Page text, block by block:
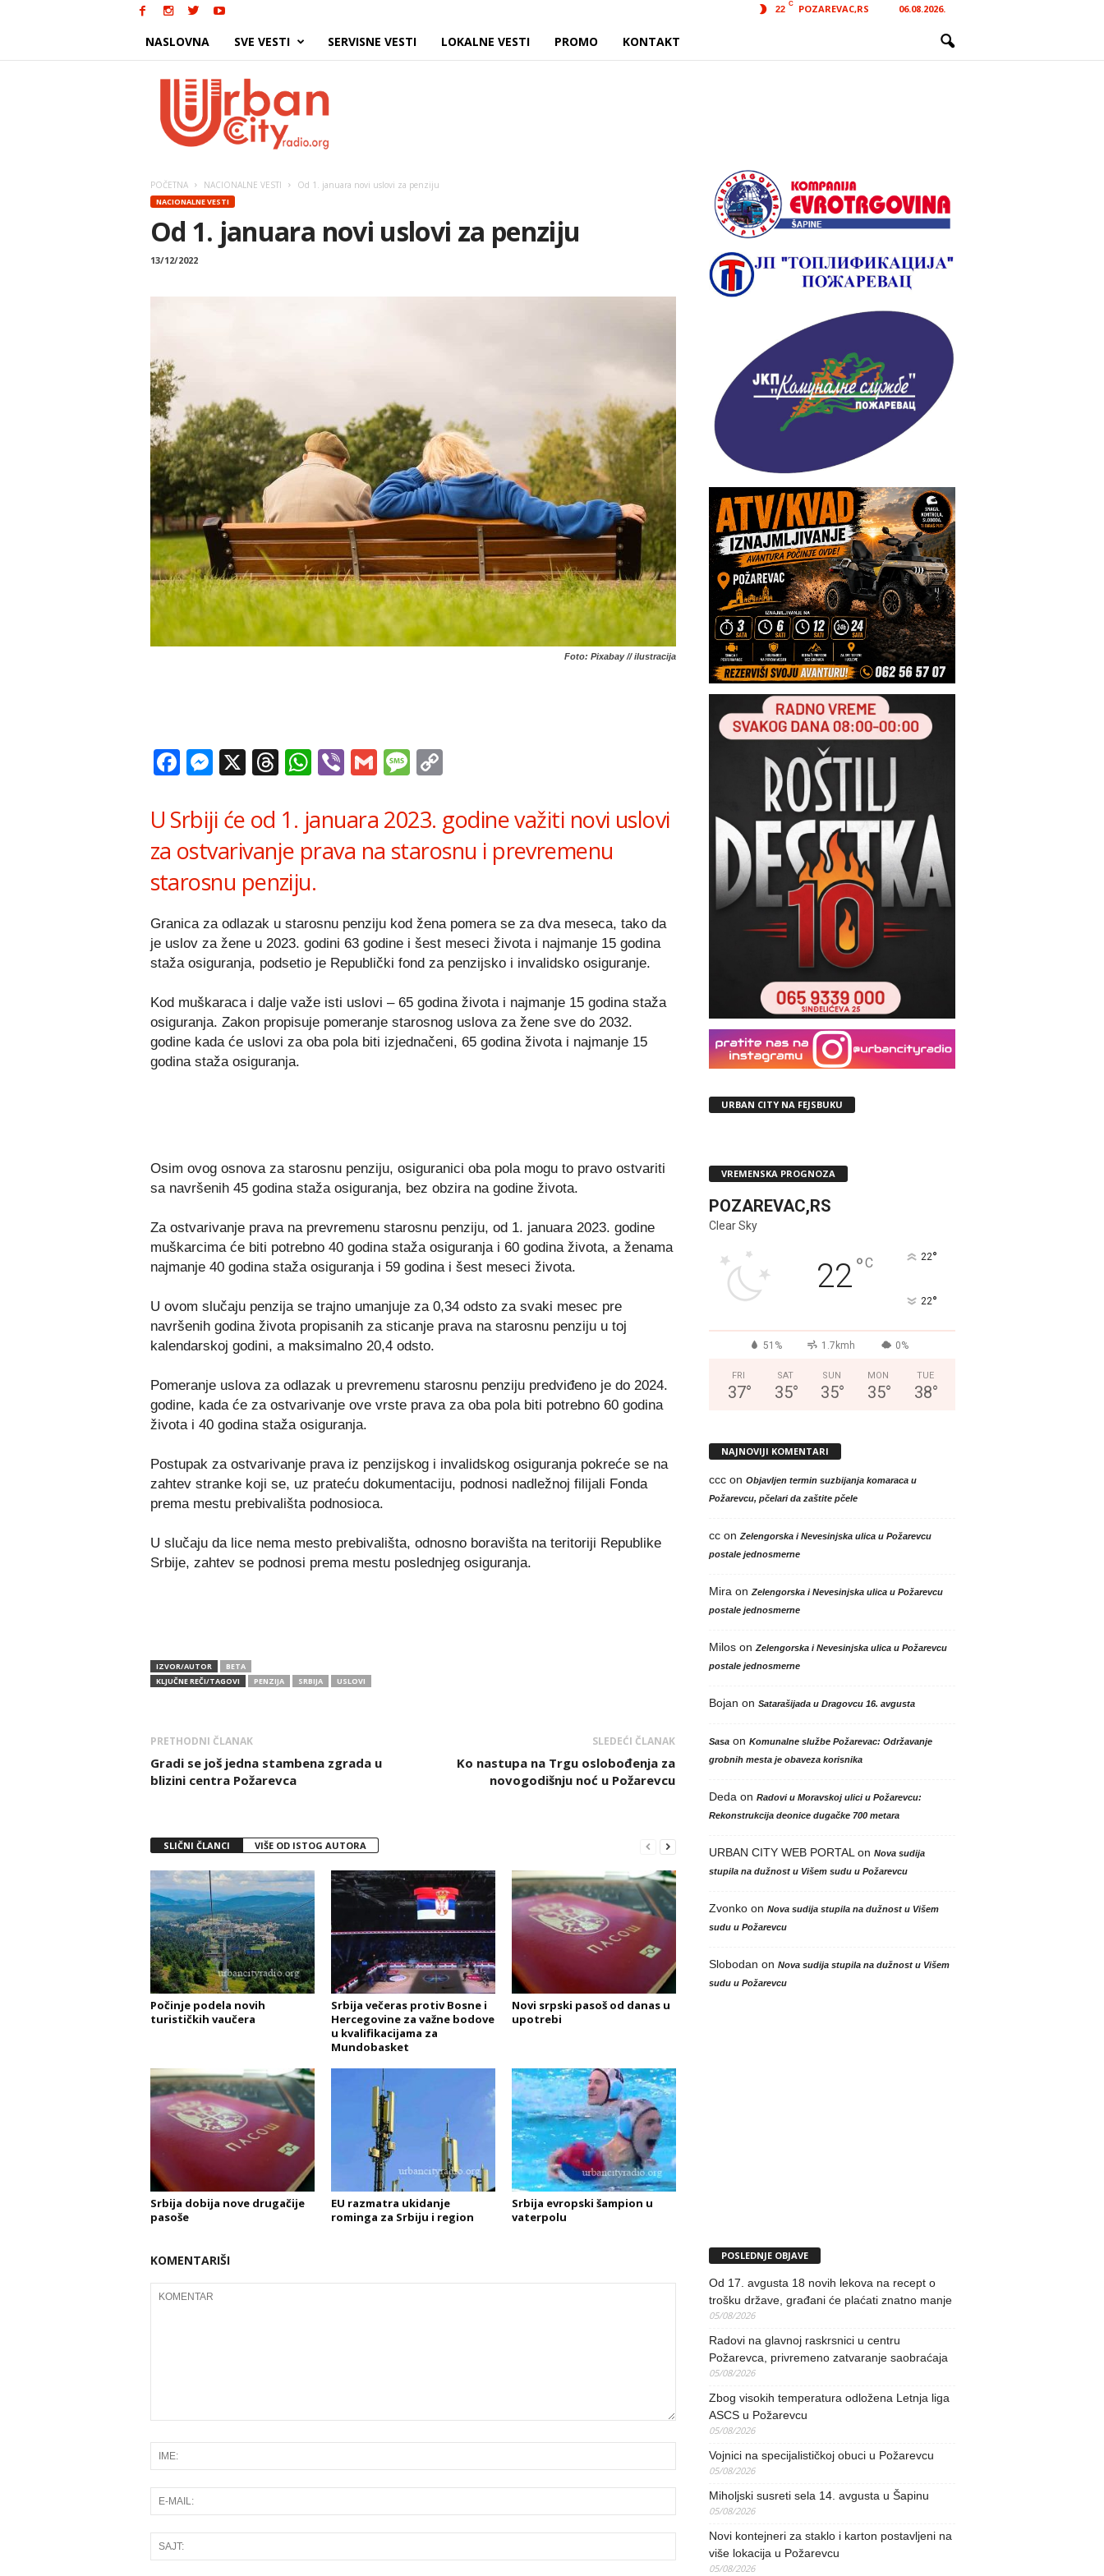
22
C POZAREVAC,RS 06.08.2026.
NASLOVNA SVE VESTI SERVISNE VESTI LOKALNE VESTI PROMO KONTAKT
POČETNA NACIONALNE VESTI Od 1. januara novi uslovi za penziju
NACIONALNE VESTI
Od 1. januara novi uslovi za penziju
13/12/2022
Foto: Pixabay // ilustracija
Facebook
Messenger
X Threads
WhatsApp
ViberGmailMessage
U Srbiji će od 1. januara 2023. godine važiti novi uslovi
za ostvarivanje prava na starosnu i prevremenu
starosnu penziju.
Granica za odlazak u starosnu penziju kod žena pomera se za dva meseca, tako da
je uslov za žene u 2023. godini 63 godine i šest meseci života i najmanje 15 godina
staža osiguranja, podsetio je Republički fond za penzijsko i invalidsko osiguranje.
Kod muškaraca i dalje važe isti uslovi – 65 godina života i najmanje 15 godina staža
osiguranja. Zakon propisuje pomeranje starosnog uslova za žene sve do 2032.
godine kada će uslovi za oba pola biti izjednačeni, 65 godina života i najmanje 15
godina staža osiguranja.
Osim ovog osnova za starosnu penziju, osiguranici oba pola mogu to pravo ostvariti
sa navršenih 45 godina staža osiguranja, bez obzira na godine života.
Za ostvarivanje prava na prevremenu starosnu penziju, od 1. januara 2023. godine
muškarcima će biti potrebno 40 godina staža osiguranja i 60 godina života, a ženama
najmanje 40 godina staža osiguranja i 59 godina i šest meseci života.
U ovom slučaju penzija se trajno umanjuje za 0,34 odsto za svaki mesec pre
navršenih godina života propisanih za sticanje prava na starosnu penziju u toj
kalendarskoj godini, a maksimalno 20,4 odsto.
Pomeranje uslova za odlazak u prevremenu starosnu penziju predviđeno je do 2024.
godine, kada će za ostvarivanje ove vrste prava za oba pola biti potrebno 60 godina
života i 40 godina staža osiguranja.
Postupak za ostvarivanje prava iz penzijskog i invalidskog osiguranja pokreće se na
zahtev stranke koji se, uz prateću dokumentaciju, podnosi nadležnoj filijali Fonda
prema mestu prebivališta podnosioca.
U slučaju da lice nema mesto prebivališta, odnosno boravišta na teritoriji Republike
Srbije, zahtev se podnosi prema mestu poslednjeg osiguranja.
IZVOR/AUTOR
BETA
KLJUČNE REČI/TAGOVI
PENZIJA SRBIJA USLOVI
PRETHODNI ČLANAK
Gradi se još jedna stambena zgrada u
blizini centra Požarevca
SLEDEĆI ČLANAK
Ko nastupa na Trgu oslobođenja za
novogodišnju noć u Požarevcu
SLIČNI ČLANCI VIŠE OD ISTOG AUTORA
Počinje podela novih
turističkih vaučera
Srbija večeras protiv Bosne i
Hercegovine za važne bodove
u kvalifikacijama za
Mundobasket
Novi srpski pasoš od danas u
upotrebi
Srbija dobija nove drugačije
pasoše
EU razmatra ukidanje
rominga za Srbiju i region
Srbija evropski šampion u
vaterpolu
KOMENTARIŠI
URBAN CITY NA FEJSBUKU
VREMENSKA PROGNOZA
POZAREVAC,RS
Clear Sky
22°C 22°
22°
51% 1.7kmh 0%
FRI
37°
SAT
35°
SUN
35°
MON
35°
TUE
38°
NAJNOVIJI KOMENTARI
cccon Objavljen termin suzbijanja komaraca u
Požarevcu, pčelari da zaštite pčele
ccon Zelengorska i Nevesinjska ulica u Požarevcu
postale jednosmerne
Mira on Zelengorska i Nevesinjska ulica u Požarevcu
postale jednosmerne
Miloson Zelengorska i Nevesinjska ulica u Požarevcu
postale jednosmerne
Bojan on Satarašijada u Dragovcu 16. avgusta
Sasaon Komunalne službe Požarevac: Održavanje
grobnih mesta je obaveza korisnika
Deda on Radovi u Moravskoj ulici u Požarevcu:
Rekonstrukcija deonice dugačke 700 metara
URBAN CITY WEB PORTAL on Nova sudija
stupila na dužnost u Višem sudu u Požarevcu
Zvonkoon Nova sudija stupila na dužnost u Višem
sudu u Požarevcu
Slobodan on Nova sudija stupila na dužnost u Višem
sudu u Požarevcu
POSLEDNJE OBJAVE
Od 17. avgusta 18 novih lekova na recept o
trošku države, građani će plaćati znatno manje
05/08/2026
Radovi na glavnoj raskrsnici u centru
Požarevca, privremeno zatvaranje saobraćaja
05/08/2026
Zbog visokih temperatura odložena Letnja liga
ASCS u Požarevcu
05/08/2026
Vojnici na specijalističkoj obuci u Požarevcu
05/08/2026
Miholjski susreti sela 14. avgusta u Šapinu
05/08/2026
Novi kontejneri za staklo i karton postavljeni na
više lokacija u Požarevcu
05/08/2026